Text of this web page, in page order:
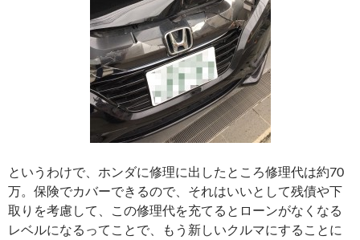
というわけで、ホンダに修理に出したところ修理代は約70
万。保険でカバーできるので、それはいいとして残債や下
取りを考慮して、この修理代を充てるとローンがなくなる
レベルになるってことで、もう新しいクルマにすることに